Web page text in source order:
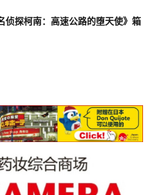
侦探柯南：高速公路的堕天使》箱